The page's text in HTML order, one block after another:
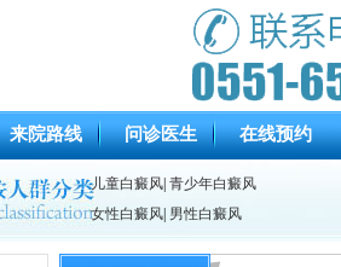
来院路线 问诊医生 在线预约
儿童白癜风 青少年白癜风
女性白癜风 男性白癜风